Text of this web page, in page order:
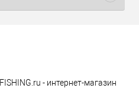
- интернет-магазин